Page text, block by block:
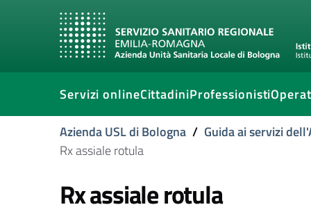
Servizi onlineCittadiniProfessionisti
Azienda USL di Bologna / Guida ai servizi
Rx assiale rotula
Rx assiale rotula